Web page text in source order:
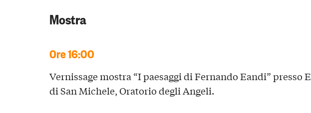
Mostra
Ore 16:00
Vernissage mostra “I paesaggi di Fernando Eandi” presso
di San Michele, Oratorio degli Angeli.